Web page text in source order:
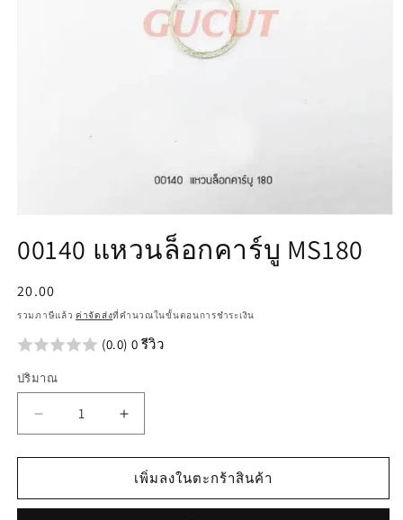
สื่อ
1
โม
ดอล
00140 แหวนล็อกคาร์บู MS180
ราคา
ปกติ
20.00
รวมภาษีแล้ว ค่าจัดส่งที่คำนวณในขั้นตอนการชำระเงิน
(0.0) 0 รีวิว
ปริมาณ
00140
สำหรับ
00140
เพิ่มลงในตะกร้าสินค้า